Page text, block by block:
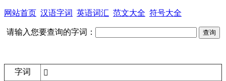
网站首页 汉语字词 英语词汇 范文大全 符号大全
请输入您要查询的字词：
字词 𢮳